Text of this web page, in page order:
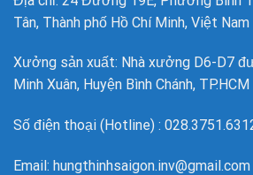
Tân, Thành phố Hồ Chí Minh, Việt Nam
Xưởng sản xuất: Nhà xưởng D6-D7
Minh Xuân, Huyện Bình Chánh, TP.HCM
Số điện thoại (Hotline) :
Email: hungthinhsaigon.inv@gmail.com